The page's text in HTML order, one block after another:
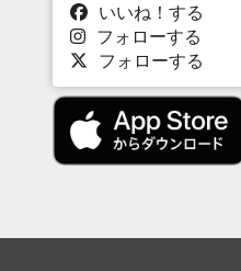
いいね！する
フォローする
フォローする